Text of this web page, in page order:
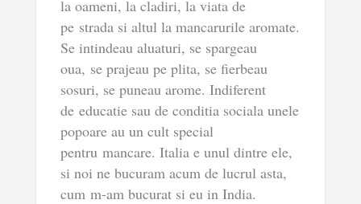
la oameni, la cladiri, la viata de
pe strada si altul la mancarurile aromate.
Se intindeau aluaturi, se spargeau
oua, se prajeau pe plita, se fierbeau
sosuri, se puneau arome. Indiferent
de educatie sau de conditia sociala unele
popoare au un cult special
pentru mancare. Italia e unul dintre ele,
si noi ne bucuram acum de lucrul asta,
cum m-am bucurat si eu in India.